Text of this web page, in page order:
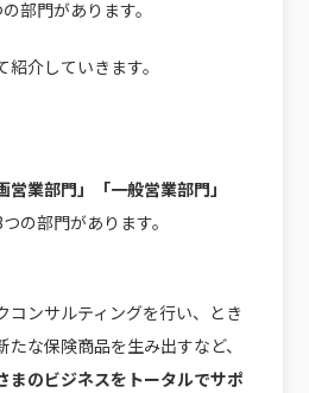
部門があります。
介していきます。
営業部門」「一般営業部門」
の部門があります。
コンサルティングを行い、とき
たな保険商品を生み出すなど、
まのビジネスをトータルでサポ